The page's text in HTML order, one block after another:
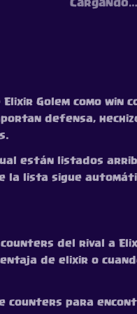
Cargando…
Golem como
defensa,
están listados
lista sigue
del rival a
de elixir o
counters para